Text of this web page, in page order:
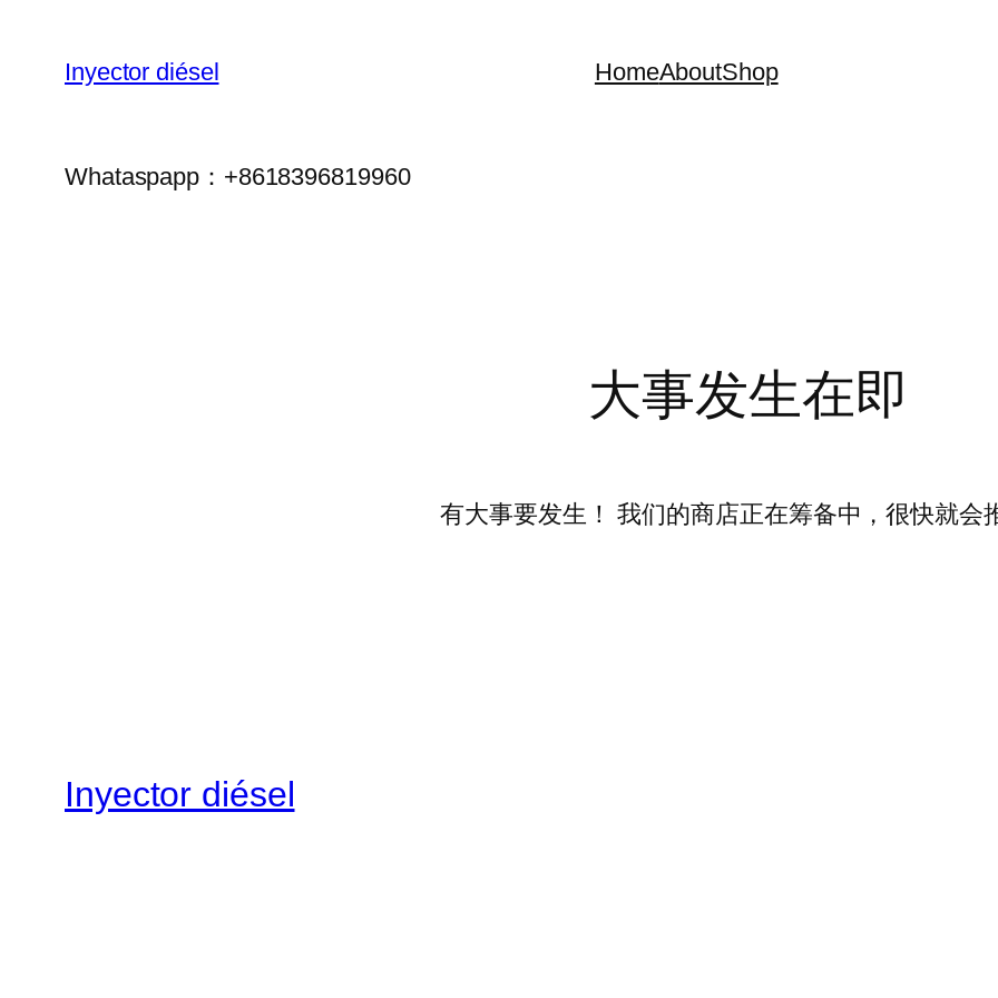
Inyector diésel HomeAboutShop
Whataspapp：+8618396819960
大事发生在即
有大事要发生！ 我们的商店正在筹备中，很快就会
Inyector diésel